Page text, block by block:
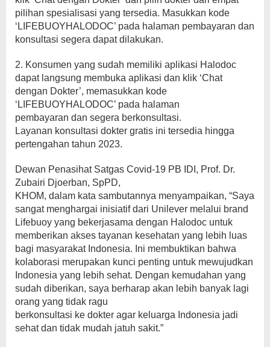
pilihan spesialisasi yang tersedia. Masukkan kode
‘LIFEBUOYHALODOC’ pada halaman pembayaran dan
konsultasi segera dapat dilakukan.
2. Konsumen yang sudah memiliki aplikasi Halodoc
dapat langsung membuka aplikasi dan klik ‘Chat
dengan Dokter’, memasukkan kode
‘LIFEBUOYHALODOC’ pada halaman
pembayaran dan segera berkonsultasi.
Layanan konsultasi dokter gratis ini tersedia hingga
pertengahan tahun 2023.
Dewan Penasihat Satgas Covid-19 PB IDI, Prof. Dr.
Zubairi Djoerban, SpPD,
KHOM, dalam kata sambutannya menyampaikan, “Saya
sangat menghargai inisiatif dari Unilever melalui brand
Lifebuoy yang bekerjasama dengan Halodoc untuk
memberikan akses tayanan kesehatan yang lebih luas
bagi masyarakat Indonesia. Ini membuktikan bahwa
kolaborasi merupakan kunci penting untuk mewujudkan
Indonesia yang lebih sehat. Dengan kemudahan yang
sudah diberikan, saya berharap akan lebih banyak lagi
orang yang tidak ragu
berkonsultasi ke dokter agar keluarga Indonesia jadi
sehat dan tidak mudah jatuh sakit.”